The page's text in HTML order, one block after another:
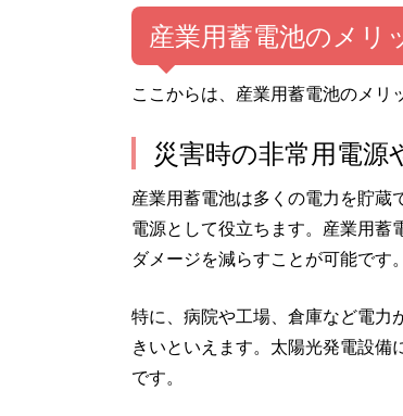
産業用蓄電池のメリ
ここからは、産業用蓄電池のメリ
災害時の非常用電源
産業用蓄電池は多くの電力を貯蔵
電源として役立ちます。産業用
ダメージを減らすことが可能です。
特に、病院や工場、倉庫など電力
きいといえます。太陽光発電設
です。